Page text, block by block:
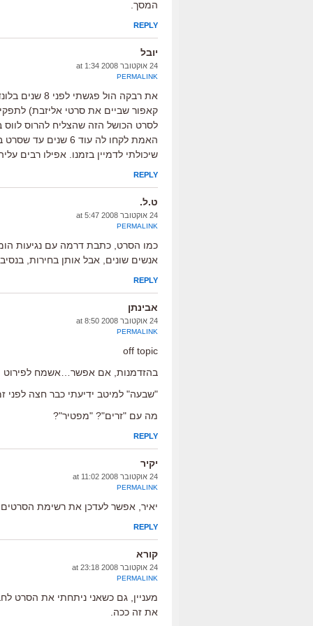
המסך.
REPLY
יובל
24 אוקטובר 2008 at 1:34
PERMALINK
את רבקה הול
קאפור שביים את סרטי אליזבת)
לסרט הכושל הזה שהצליח להרוס לווס
האמת לקחו לה עוד
שיכולתי לדמיין בזמנו. אפילו רבים
REPLY
ט.ל.
24 אוקטובר 2008 at 5:47
PERMALINK
כמו הסרט, כתבת דרמה עם נגיעות
אנשים שונים, אבל אותן בחירות,
REPLY
אבינתן
24 אוקטובר 2008 at 8:50
PERMALINK
off topic
בהזדמנות, אם אפשר…אשמח לפירוט
"שבעה" למיטב ידיעתי כבר חצה לפני זמן מה את
מה עם "זרים"? "מפטיר"?
REPLY
יקיר
24 אוקטובר 2008 at 11:02
PERMALINK
יאיר, אפשר לעדכן את רשימת
REPLY
קורא
24 אוקטובר 2008 at 23:18
PERMALINK
מעניין, גם כשאני ניתחתי את הסרט
את זה ככה.